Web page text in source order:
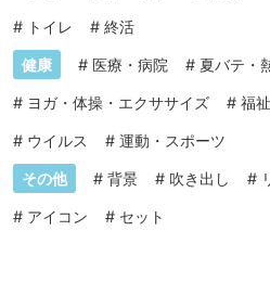
# トイレ # 終活
健康 # 医療・病院 # 夏バテ・
# ヨガ・体操・エクササイズ # 福祉
# ウイルス # 運動・スポーツ
その他 # 背景 # 吹き出し #
# アイコン # セット